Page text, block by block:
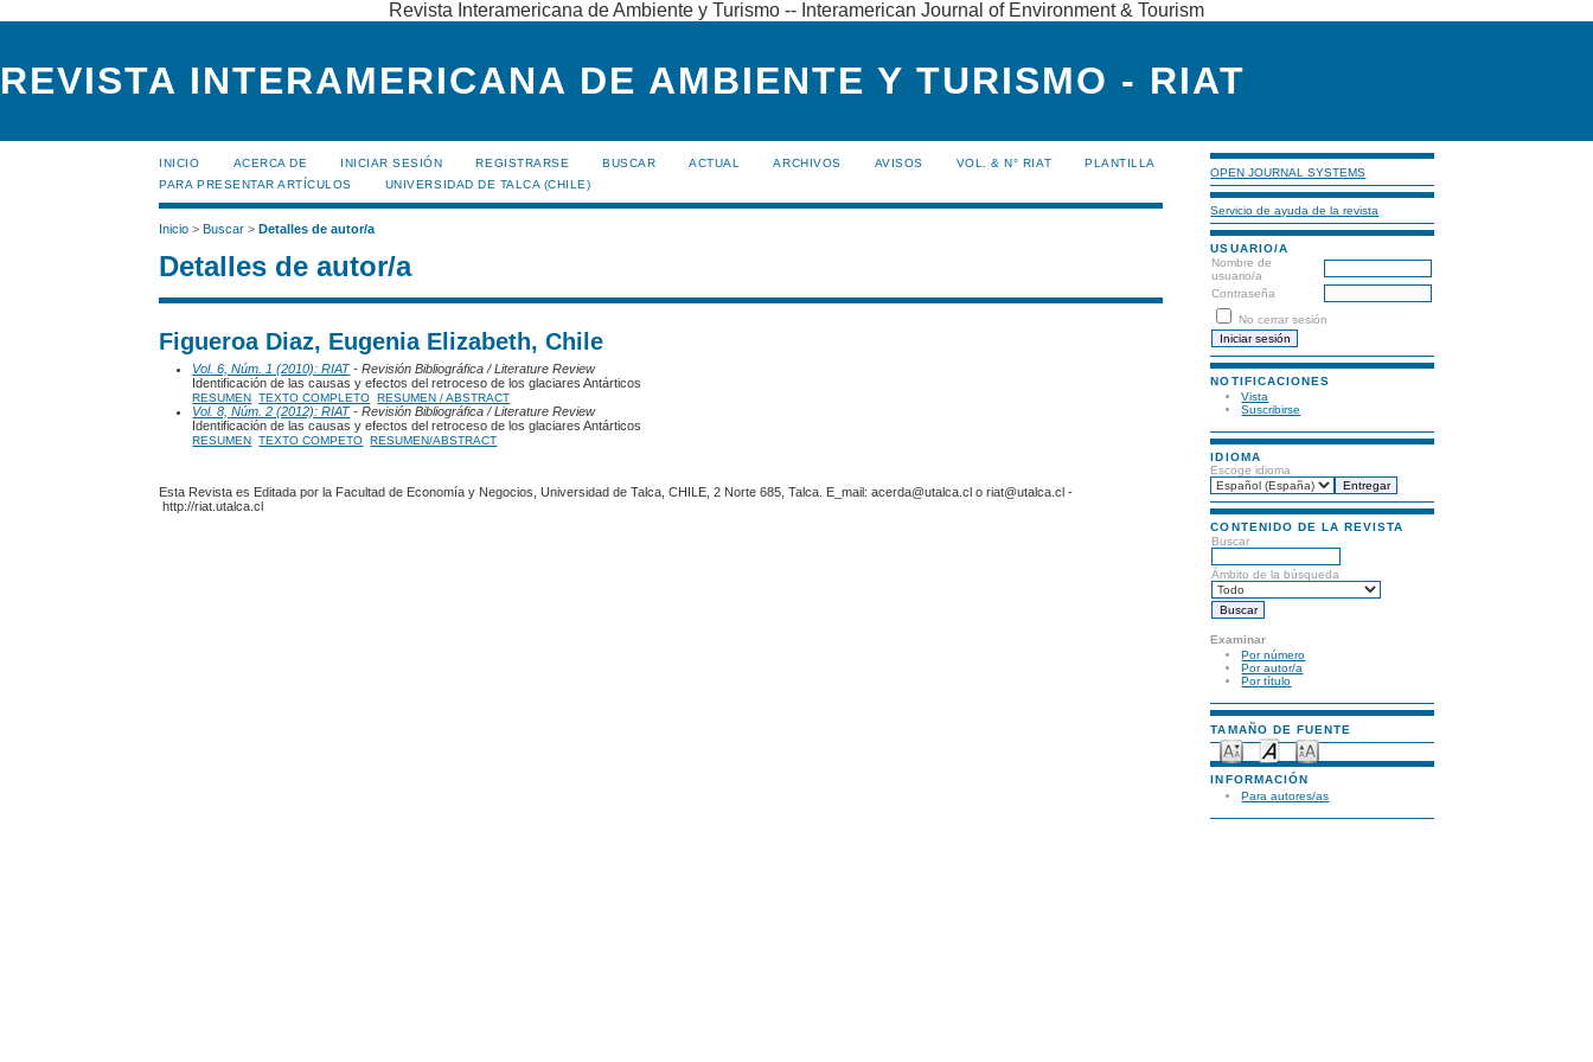
Revista Interamericana de Ambiente y Turismo -- Interamerican Journal of Environment & Tourism
REVISTA INTERAMERICANA DE AMBIENTE Y TURISMO - RIAT
OPEN JOURNAL SYSTEMS
Servicio de ayuda de la revista
USUARIO/A
Nombre de
usuario/a
Contraseña
No cerrar sesión
NOTIFICACIONES
Vista
Suscribirse
IDIOMA
Escoge idioma
CONTENIDO DE LA REVISTA
Buscar
Ámbito de la búsqueda
Examinar
Por número
Por autor/a
Por título
TAMAÑO DE FUENTE
INFORMACIÓN
Para autores/as
INICIO ACERCA DE INICIAR SESIÓN REGISTRARSE BUSCAR ACTUAL ARCHIVOS AVISOS VOL. & N° RIAT
PLANTILLA
PARA PRESENTAR ARTÍCULOS
UNIVERSIDAD DE TALCA (CHILE)
Inicio >Buscar >Detalles de autor/a
Detalles de autor/a
Figueroa Diaz, Eugenia Elizabeth, Chile
Vol. 6, Núm. 1 (2010): RIAT- Revisión Bibliográfica / Literature Review
Identificación de las causas y efectos del retroceso de los glaciares Antárticos
RESUMEN TEXTO COMPLETO RESUMEN / ABSTRACT
Vol. 8, Núm. 2 (2012): RIAT- Revisión Bibliográfica / Literature Review
Identificación de las causas y efectos del retroceso de los glaciares Antárticos
RESUMEN TEXTO COMPETO RESUMEN/ABSTRACT
Esta Revista es Editada por la Facultad de Economía y Negocios, Universidad de Talca, CHILE, 2 Norte 685, Talca. E_mail: acerda@utalca.cl o riat@utalca.cl -
http://riat.utalca.cl